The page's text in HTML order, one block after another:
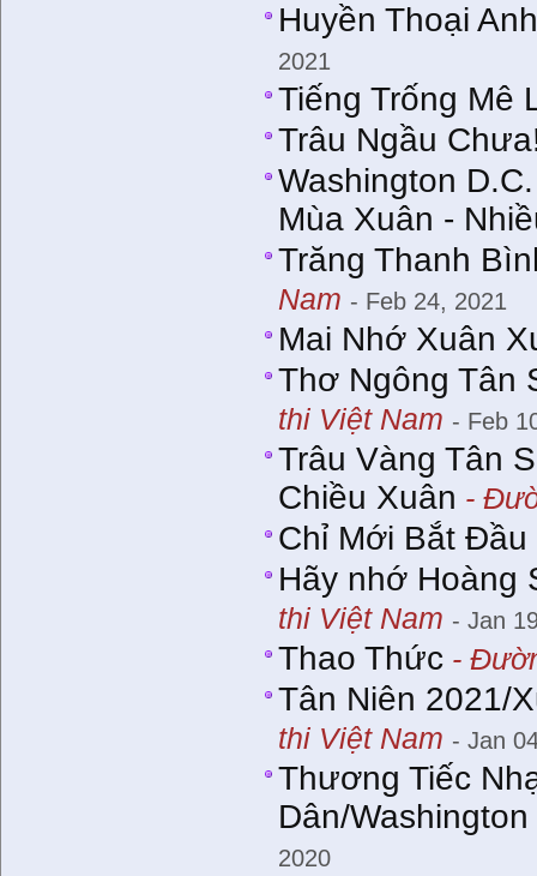
Huyền Thoại
2021
Tiếng Trống Mê
Trâu Ngầu
Washington
Mùa Xuân -
Trăng Thanh
Nam - Feb 24, 2021
Mai Nhớ Xuân
Thơ Ngông Tân
thi Việt Nam - Feb
Trâu Vàng Tân
Chiều Xuân -
Chỉ Mới Bắt Đầu
Hãy nhớ Hoàng
thi Việt Nam - Jan
Thao Thức -
Tân Niên 2021/
thi Việt Nam - Jan
Thương Tiếc
Dân/
2020